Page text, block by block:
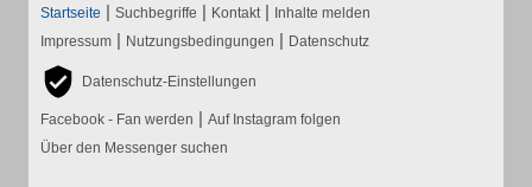
Startseite | Suchbegriffe | Kontakt | Inhalte melden
Impressum | Nutzungsbedingungen | Datenschutz
Datenschutz-Einstellungen
Facebook - Fan werden | Auf Instagram folgen
Über den Messenger suchen